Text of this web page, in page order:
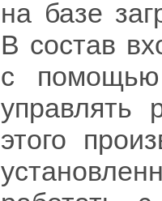
на базе
В состав
с
управлять
этого